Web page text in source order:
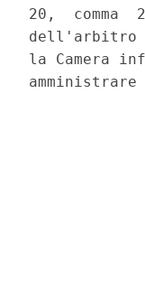
20,
dell'arbitro
la Camera